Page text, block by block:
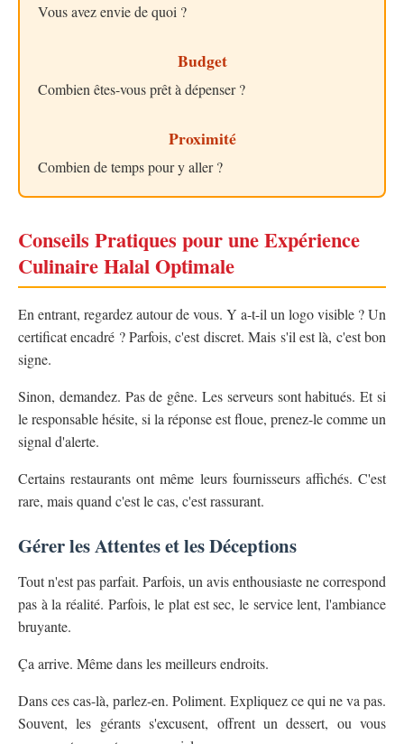
Vous avez envie de quoi ?
Budget
Combien êtes-vous prêt à dépenser ?
Proximité
Combien de temps pour y aller ?
Conseils Pratiques pour une Expérience
Culinaire Halal Optimale
En entrant, regardez autour de vous. Y a-t-il un logo visible ? Un
certificat encadré ? Parfois, c'est discret. Mais s'il est là, c'est bon
signe.
Sinon, demandez. Pas de gêne. Les serveurs sont habitués. Et si
le responsable hésite, si la réponse est floue, prenez-le comme un
signal d'alerte.
Certains restaurants ont même leurs fournisseurs affichés. C'est
rare, mais quand c'est le cas, c'est rassurant.
Gérer les Attentes et les Déceptions
Tout n'est pas parfait. Parfois, un avis enthousiaste ne correspond
pas à la réalité. Parfois, le plat est sec, le service lent, l'ambiance
bruyante.
Ça arrive. Même dans les meilleurs endroits.
Dans ces cas-là, parlez-en. Poliment. Expliquez ce qui ne va pas.
Souvent, les gérants s'excusent, offrent un dessert, ou vous